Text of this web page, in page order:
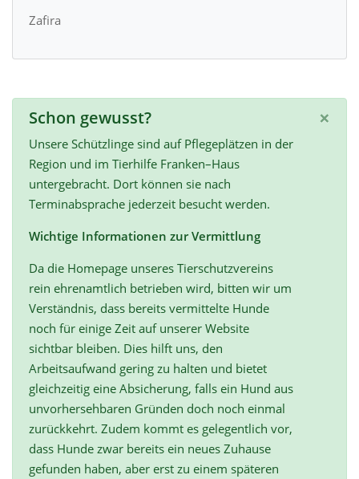
Zafira
×
Schon gewusst?
Unsere Schützlinge sind auf Pflegeplätzen in der
Region und im Tierhilfe Franken–Haus
untergebracht. Dort können sie nach
Terminabsprache jederzeit besucht werden.
Wichtige Informationen zur Vermittlung
Da die Homepage unseres Tierschutzvereins
rein ehrenamtlich betrieben wird, bitten wir um
Verständnis, dass bereits vermittelte Hunde
noch für einige Zeit auf unserer Website
sichtbar bleiben. Dies hilft uns, den
Arbeitsaufwand gering zu halten und bietet
gleichzeitig eine Absicherung, falls ein Hund aus
unvorhersehbaren Gründen doch noch einmal
zurückkehrt. Zudem kommt es gelegentlich vor,
dass Hunde zwar bereits ein neues Zuhause
gefunden haben, aber erst zu einem späteren